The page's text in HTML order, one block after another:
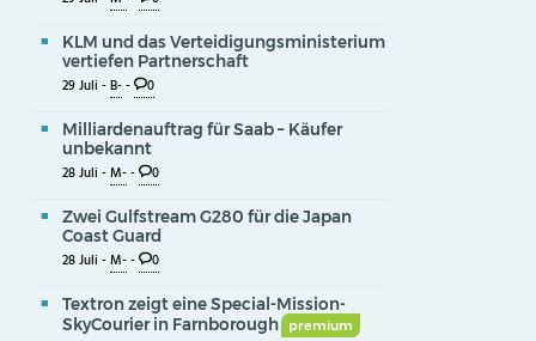
KLM und das Verteidigungsministerium
vertiefen Partnerschaft
29 Juli -B-- 0
Milliardenauftrag für Saab – Käufer
unbekannt
28 Juli -M-- 0
Zwei Gulfstream G280 für die Japan
Coast Guard
28 Juli -M-- 0
Textron zeigt eine Special-Mission-
SkyCourier in Farnborough
premium